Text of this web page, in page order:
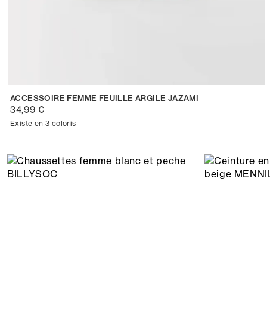
ACCESSOIRE FEMME FEUILLE ARGILE JAZAMI
34,99 €
Existe en 3 coloris